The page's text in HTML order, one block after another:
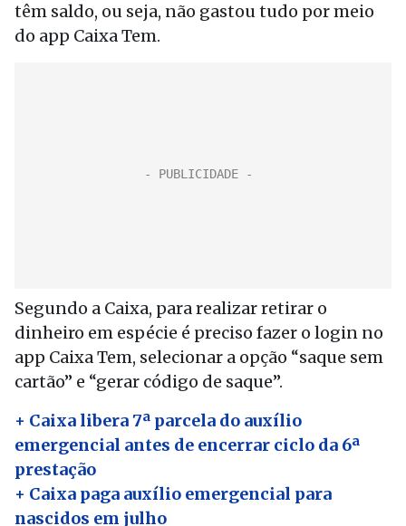
têm saldo, ou seja, não gastou tudo por meio
do app Caixa Tem.
Segundo a Caixa, para realizar retirar o
dinheiro em espécie é preciso fazer o login no
app Caixa Tem, selecionar a opção “saque sem
cartão” e “gerar código de saque”.
+ Caixa libera 7ª parcela do auxílio
emergencial antes de encerrar ciclo da 6ª
prestação
+ Caixa paga auxílio emergencial para
nascidos em julho